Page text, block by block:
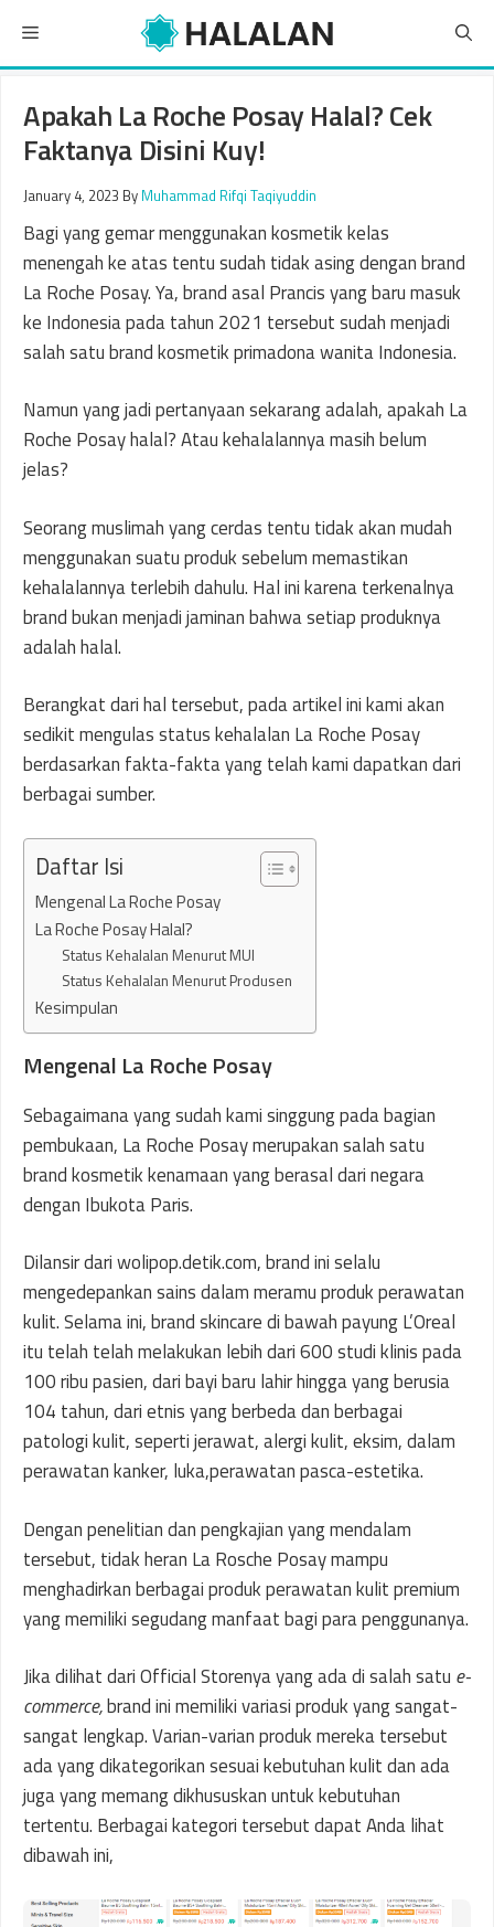
content
Menu
Apakah La Roche Posay Halal? Cek
Faktanya Disini Kuy!
January 4, 2023 By Muhammad Rifqi Taqiyuddin
Bagi yang gemar menggunakan kosmetik kelas
menengah ke atas tentu sudah tidak asing dengan brand
La Roche Posay. Ya, brand asal Prancis yang baru masuk
ke Indonesia pada tahun 2021 tersebut sudah menjadi
salah satu brand kosmetik primadona wanita Indonesia.
Namun yang jadi pertanyaan sekarang adalah, apakah La
Roche Posay halal? Atau kehalalannya masih belum
jelas?
Seorang muslimah yang cerdas tentu tidak akan mudah
menggunakan suatu produk sebelum memastikan
kehalalannya terlebih dahulu. Hal ini karena terkenalnya
brand bukan menjadi jaminan bahwa setiap produknya
adalah halal.
Berangkat dari hal tersebut, pada artikel ini kami akan
sedikit mengulas status kehalalan La Roche Posay
berdasarkan fakta-fakta yang telah kami dapatkan dari
berbagai sumber.
Daftar Isi
Mengenal La Roche Posay
La Roche Posay Halal?
Status Kehalalan Menurut MUI
Status Kehalalan Menurut Produsen
Kesimpulan
Mengenal La Roche Posay
Sebagaimana yang sudah kami singgung pada bagian
pembukaan, La Roche Posay merupakan salah satu
brand kosmetik kenamaan yang berasal dari negara
dengan Ibukota Paris.
Dilansir dari wolipop.detik.com, brand ini selalu
mengedepankan sains dalam meramu produk perawatan
kulit. Selama ini, brand skincare di bawah payung L’Oreal
itu telah telah melakukan lebih dari 600 studi klinis pada
100 ribu pasien, dari bayi baru lahir hingga yang berusia
104 tahun, dari etnis yang berbeda dan berbagai
patologi kulit, seperti jerawat, alergi kulit, eksim, dalam
perawatan kanker, luka,perawatan pasca-estetika.
Dengan penelitian dan pengkajian yang mendalam
tersebut, tidak heran La Rosche Posay mampu
menghadirkan berbagai produk perawatan kulit premium
yang memiliki segudang manfaat bagi para penggunanya.
Jika dilihat dari Official Storenya yang ada di salah satu e-
commerce,brand ini memiliki variasi produk yang sangat-
sangat lengkap. Varian-varian produk mereka tersebut
ada yang dikategorikan sesuai kebutuhan kulit dan ada
juga yang memang dikhususkan untuk kebutuhan
tertentu. Berbagai kategori tersebut dapat Anda lihat
dibawah ini,